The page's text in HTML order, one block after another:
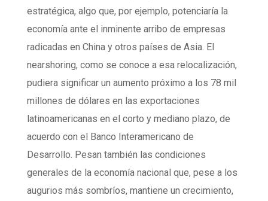
estratégica, algo que, por ejemplo, potenciaría la
economía ante el inminente arribo de empresas
radicadas en China y otros países de Asia. El
nearshoring, como se conoce a esa relocalización,
pudiera significar un aumento próximo a los 78 mil
millones de dólares en las exportaciones
latinoamericanas en el corto y mediano plazo, de
acuerdo con el Banco Interamericano de
Desarrollo. Pesan también las condiciones
generales de la economía nacional que, pese a los
augurios más sombríos, mantiene un crecimiento,